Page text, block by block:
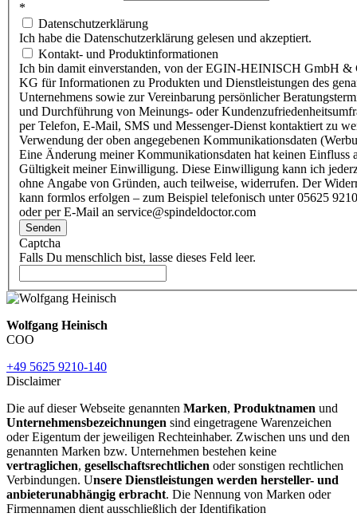
*
Datenschutzerklärung
Ich habe die Datenschutzerklärung gelesen und akzeptiert.
Kontakt- und Produktinformationen
Ich bin damit einverstanden, von der EGIN-HEINISCH GmbH &
KG für Informationen zu Produkten und Dienstleistungen des
Unternehmens sowie zur Vereinbarung persönlicher
und Durchführung von Meinungs- oder
per Telefon, E-Mail, SMS und Messenger-Dienst kontaktiert zu
Verwendung der oben angegebenen Kommunikationsdaten
Eine Änderung meiner Kommunikationsdaten hat keinen Einfluss
Gültigkeit meiner Einwilligung. Diese Einwilligung kann ich
ohne Angabe von Gründen, auch teilweise, widerrufen. Der
kann formlos erfolgen – zum Beispiel telefonisch unter 05625
oder per E-Mail an service@spindeldoctor.com
Senden
Captcha
Falls Du menschlich bist, lasse dieses Feld leer.
Wolfgang Heinisch
COO
+49 5625 9210-140
Disclaimer
Die auf dieser Webseite genannten Marken, Produktnamen und
Unternehmensbezeichnungen sind eingetragene Warenzeichen
oder Eigentum der jeweiligen Rechteinhaber. Zwischen uns und den
genannten Marken bzw. Unternehmen bestehen keine
vertraglichen, gesellschaftsrechtlichen oder sonstigen rechtlichen
Verbindungen. Unsere Dienstleistungen werden hersteller- und
anbieterunabhängig erbracht. Die Nennung von Marken oder
Firmennamen dient ausschließlich der Identifikation